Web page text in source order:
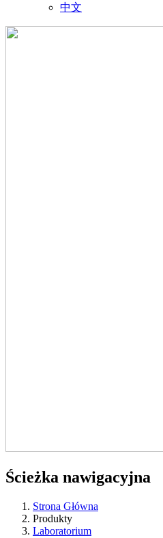
中文
Ścieżka nawigacyjna
Strona Główna
Produkty
Laboratorium